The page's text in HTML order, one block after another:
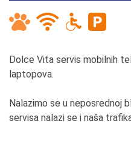
Dolce Vita servis mobilnih
laptopova.
Nalazimo se u neposrednoj
servisa nalazi se i naša